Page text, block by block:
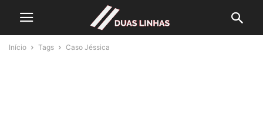
Início Tags Caso Jéssica